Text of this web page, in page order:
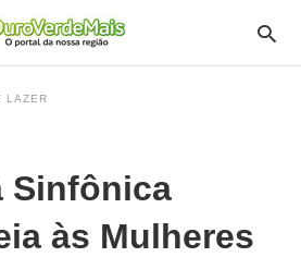
LAZER
Sinfônica
às Mulheres